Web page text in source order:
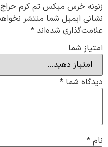
زنونه خرس میکس تم کرم حراج ویژه
نشانی ایمیل شما منتشر
علامت‌گذاری شده‌اند *
امتیاز شما
دیدگاه شما *
نام *